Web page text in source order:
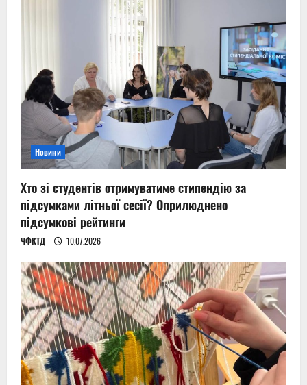
Новини
Хто зі студентів отримуватиме стипендію за
підсумками літньої сесії? Оприлюднено
підсумкові рейтинги
ЧФКТД 10.07.2026